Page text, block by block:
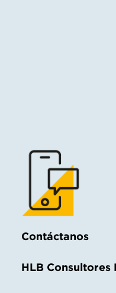
Contáctanos
HLB Consultores